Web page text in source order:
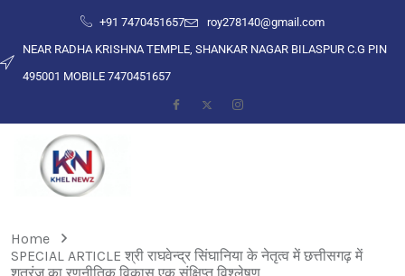
+91 7470451657
roy278140@gmail.com
NEAR RADHA KRISHNA TEMPLE, SHANKAR NAGAR BILASPUR C.G PIN
495001 MOBILE 7470451657
Home
SPECIAL ARTICLE श्री राघवेन्द्र सिंघानिया के नेतृत्व में छत्तीसगढ़ में